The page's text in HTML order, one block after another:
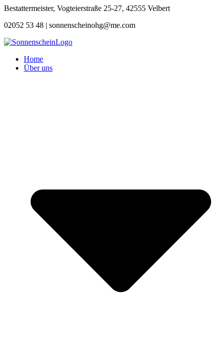
Zum
springen
Bestattermeister, Vogteierstraße 25-27, 42555 Velbert
02052 53 48 | sonnenscheinohg@me.com
Home
Über uns